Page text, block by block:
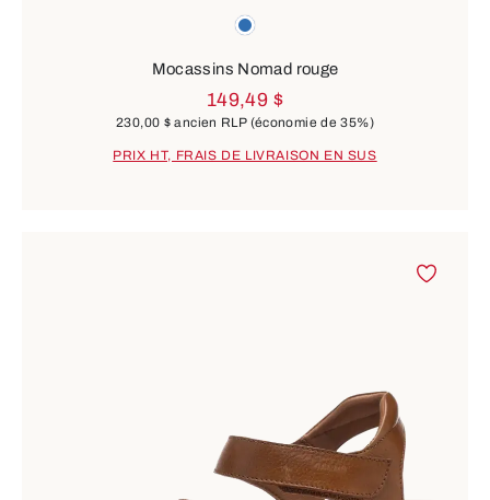
blue
Mocassins Nomad rouge
149,49 $
230,00 $ ancien RLP (économie de 35%)
PRIX HT, FRAIS DE LIVRAISON EN SUS